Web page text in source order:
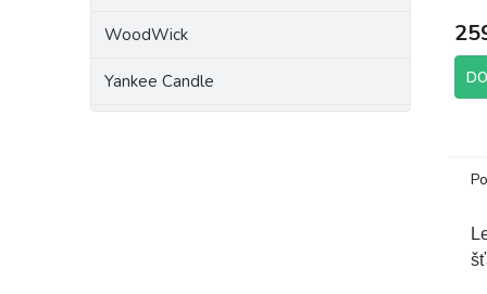
WoodWick
Yankee Candle